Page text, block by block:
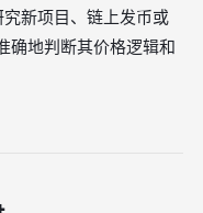
新项目、链上发币或
确地判断其价格逻辑和